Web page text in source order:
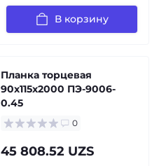
В корзину
Планка торцевая
90х115х2000 ПЭ-9006-
0.45
0
45 808.52 UZS